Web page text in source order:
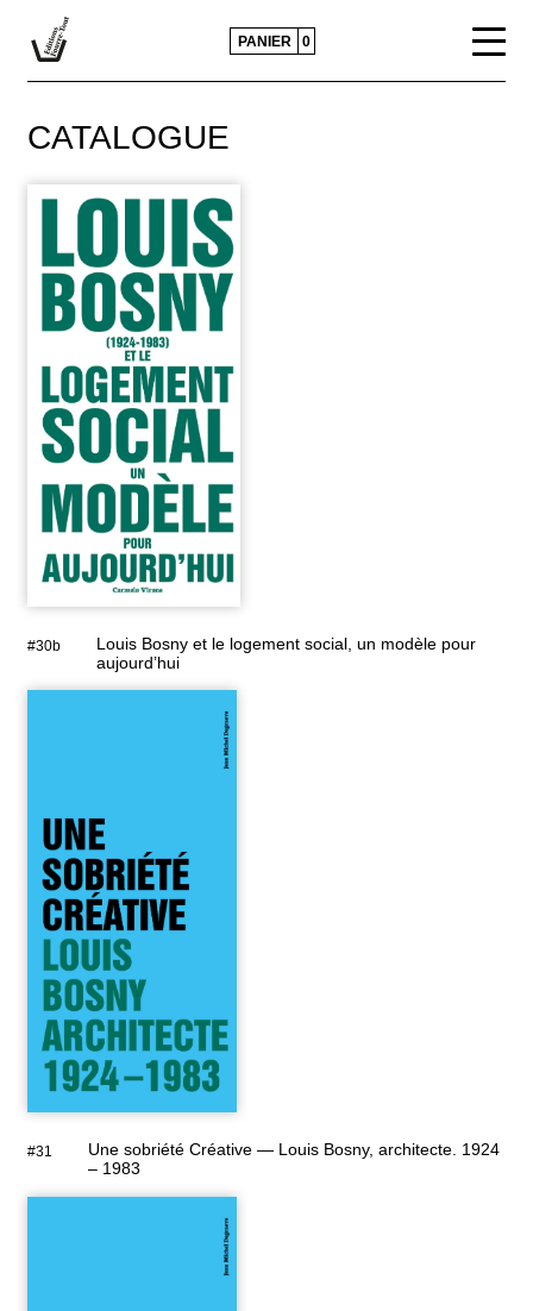
CATALOGUE
ACTUALITÉS
CONTACTS ET DIFFUSION
POLITIQUE ÉDITORIALE
PANIER 0
CATALOGUE
#30b
Louis Bosny et le logement social, un modèle pour
aujourd’hui
#31
Une sobriété Créative — Louis Bosny, architecte. 1924
– 1983